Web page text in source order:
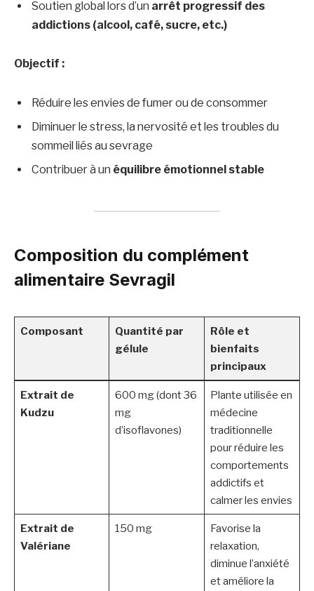
Soutien global lors d’un arrêt progressif des
addictions (alcool, café, sucre, etc.)
Objectif :
Réduire les envies de fumer ou de consommer
Diminuer le stress, la nervosité et les troubles du
sommeil liés au sevrage
Contribuer à un équilibre émotionnel stable
Composition du complément
alimentaire Sevragil
Composant
Quantité par
gélule
Rôle et
bienfaits
principaux
Extrait de
Kudzu
600 mg (dont 36
mg
d’isoflavones)
Plante utilisée en
médecine
traditionnelle
pour réduire les
comportements
addictifs et
calmer les envies
Extrait de
Valériane
150 mg
Favorise la
relaxation,
diminue l’anxiété
et améliore la